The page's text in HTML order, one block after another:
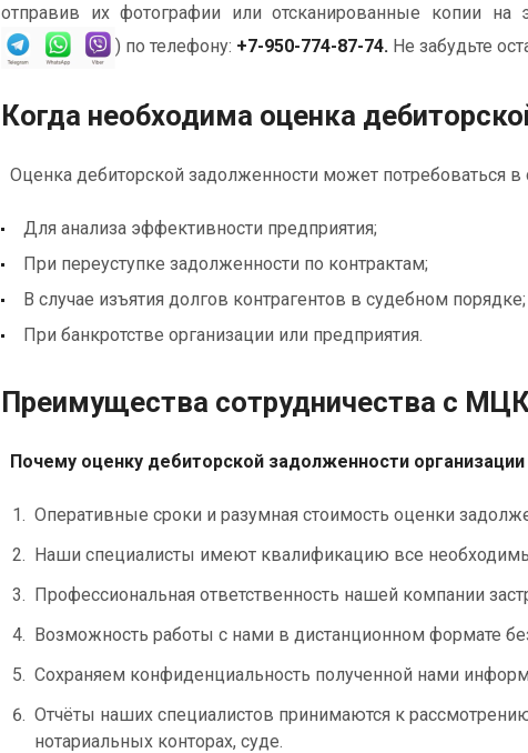
отправив их фотографии или отсканированные копии на
) по телефону: +7-950-774-87-74. Не забудьте
Когда необходима оценка
Оценка дебиторской задолженности может потребоваться в
Для анализа эффективности предприятия;
При переуступке задолженности по контрактам;
В случае изъятия долгов контрагентов в судебном порядке;
При банкротстве организации или предприятия.
Преимущества сотрудничества с
Почему оценку дебиторской задолженности
Оперативные сроки и разумная стоимость оценки
Наши специалисты имеют квалификацию все
Профессиональная ответственность нашей компании
Возможность работы с нами в дистанционном формате
Сохраняем конфиденциальность полученной нами
Отчёты наших специалистов принимаются к
нотариальных конторах, суде.